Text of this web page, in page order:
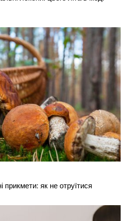
прикмети: як не отруїтися